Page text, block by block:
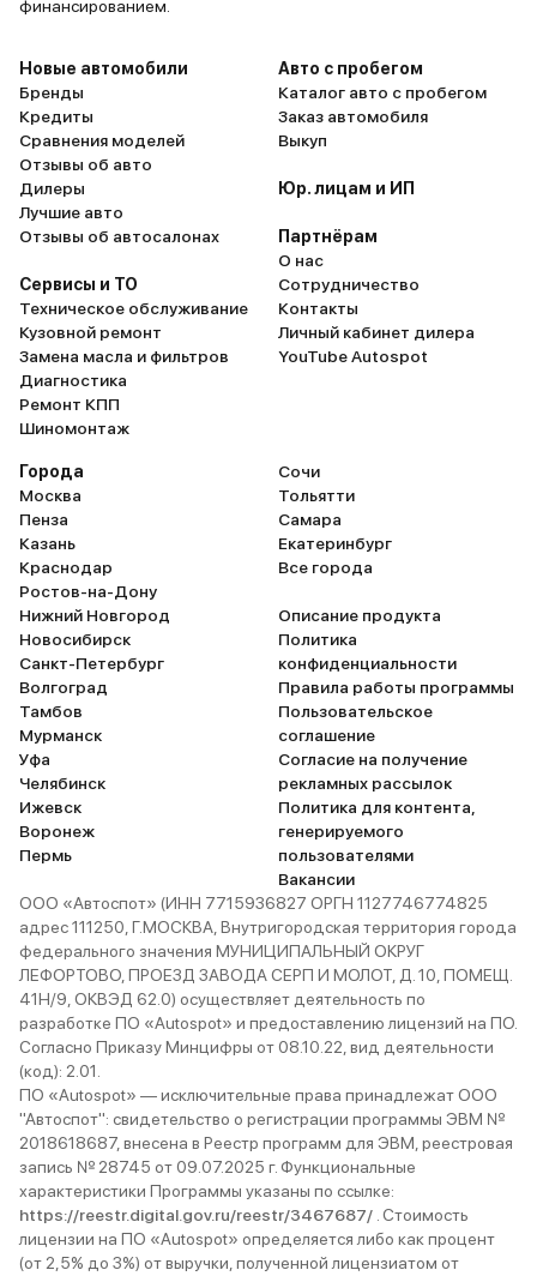
финансированием.
Новые автомобили
Бренды
Кредиты
Сравнения моделей
Отзывы об авто
Дилеры
Лучшие авто
Отзывы об автосалонах
Сервисы и ТО
Техническое обслуживание
Кузовной ремонт
Замена масла и фильтров
Диагностика
Ремонт КПП
Шиномонтаж
Авто с пробегом
Каталог авто с пробегом
Заказ автомобиля
Выкуп
Юр. лицам и ИП
Партнёрам
О нас
Сотрудничество
Контакты
Личный кабинет дилера
YouTube Autospot
Города
Москва
Пенза
Казань
Краснодар
Ростов-на-Дону
Нижний Новгород
Новосибирск
Санкт-Петербург
Волгоград
Тамбов
Мурманск
Уфа
Челябинск
Ижевск
Воронеж
Пермь
Сочи
Тольятти
Самара
Екатеринбург
Все города
Описание продукта
Политика
конфиденциальности
Правила работы программы
Пользовательское
соглашение
Согласие на получение
рекламных рассылок
Политика для контента,
генерируемого
пользователями
Вакансии
ООО «Автоспот» (ИНН 7715936827 ОРГН 1127746774825
адрес 111250, Г.МОСКВА, Внутригородская территория города
федерального значения МУНИЦИПАЛЬНЫЙ ОКРУГ
ЛЕФОРТОВО, ПРОЕЗД ЗАВОДА СЕРП И МОЛОТ, Д. 10, ПОМЕЩ.
41Н/9, ОКВЭД 62.0) осуществляет деятельность по
разработке ПО «Autospot» и предоставлению лицензий на ПО.
Согласно Приказу Минцифры от 08.10.22, вид деятельности
(код): 2.01.
ПО «Autospot» — исключительные права принадлежат ООО
"Автоспот": свидетельство о регистрации программы ЭВМ №
2018618687, внесена в Реестр программ для ЭВМ, реестровая
запись № 28745 от 09.07.2025 г. Функциональные
характеристики Программы указаны по ссылке:
https://reestr.digital.gov.ru/reestr/3467687/ . Стоимость
лицензии на ПО «Autospot» определяется либо как процент
(от 2,5% до 3%) от выручки, полученной лицензиатом от